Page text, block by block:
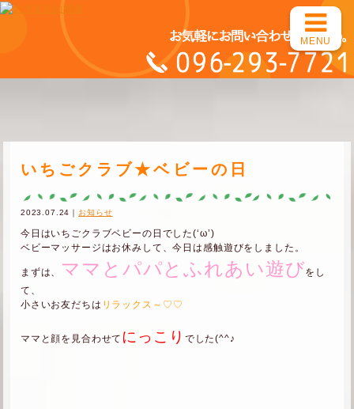
いちごクラブ★ベビーの日
2023.07.24｜ お知らせ
今日はいちごクラブベビーの日でした(‘ω’)
ベビーマッサージはお休みして、今日は感触遊びをしました。
まずは、 ママとパパとふれあい遊びをし
て、
小さいお友だちは リラックス～♡♡
ママと顔を見合わせて にっこり でした(^^♪
MENU